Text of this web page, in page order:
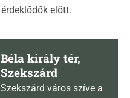
érdeklődők előtt.
Béla király tér,
Szekszárd
Szekszárd város szíve a